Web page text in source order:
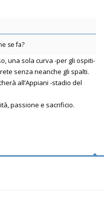
se fa?
una sola curva -per gli ospiti-
senza neanche gli spalti.
all’Appiani -stadio del
passione e sacrificio.